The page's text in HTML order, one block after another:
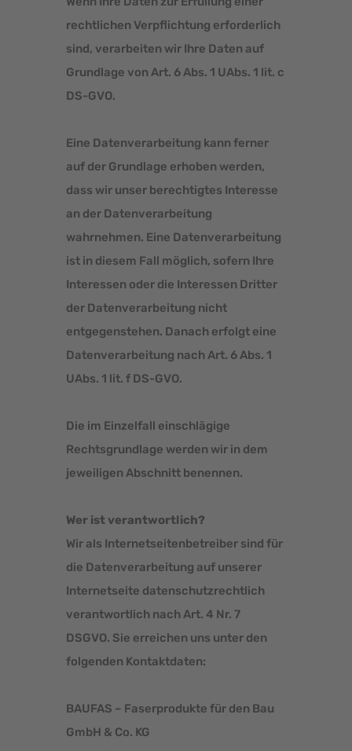
rechtlichen Verpflichtung erforderlich
sind, verarbeiten wir Ihre Daten auf
Grundlage von Art. 6 Abs. 1 UAbs. 1 lit. c
DS-GVO.
Eine Datenverarbeitung kann ferner
auf der Grundlage erhoben werden,
dass wir unser berechtigtes Interesse
an der Datenverarbeitung
wahrnehmen. Eine Datenverarbeitung
ist in diesem Fall möglich, sofern Ihre
Interessen oder die Interessen Dritter
der Datenverarbeitung nicht
entgegenstehen. Danach erfolgt eine
Datenverarbeitung nach Art. 6 Abs. 1
UAbs. 1 lit. f DS-GVO.
Die im Einzelfall einschlägige
Rechtsgrundlage werden wir in dem
jeweiligen Abschnitt benennen.
Wer ist verantwortlich?
Wir als Internetseitenbetreiber sind für
die Datenverarbeitung auf unserer
Internetseite datenschutzrechtlich
verantwortlich nach Art. 4 Nr. 7
DSGVO. Sie erreichen uns unter den
folgenden Kontaktdaten:
BAUFAS – Faserprodukte für den Bau
GmbH & Co. KG